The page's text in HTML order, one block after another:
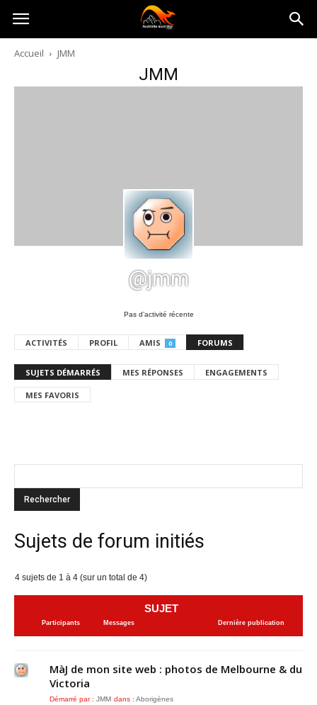
Australia-
australie.com
Accueil JMM
JMM
@jmm
Pas d’activité récente
ACTIVITÉS PROFIL AMIS 0 FORUMS
SUJETS DÉMARRÉS MES RÉPONSES ENGAGEMENTS
MES FAVORIS
Sujets de forum initiés
4 sujets de 1 à 4 (sur un total de 4)
SUJET
Participants Messages Dernière publication
MàJ de mon site web : photos de Melbourne & du
Victoria
Démarré par : JMM dans : Aborigènes